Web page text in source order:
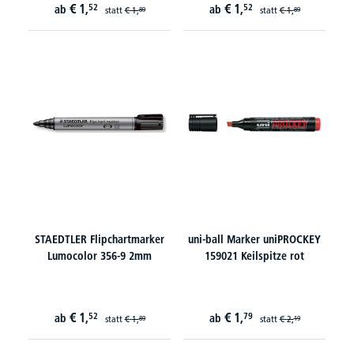
ab € 1,52 statt€ 1,89 ab € 1,52 statt€ 1,89
STAEDTLER Flipchartmarker
Lumocolor 356-9 2mm
ab € 1,52 statt€ 1,89
uni-ball Marker uniPROCKEY
159021 Keilspitze rot
ab € 1,79 statt€ 2,19